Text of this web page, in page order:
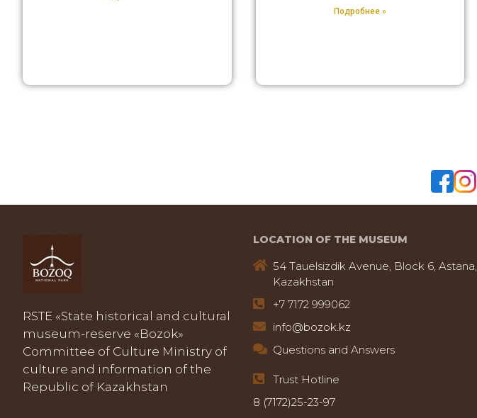
Подробнее »
RSTE «State historical and cultural
museum-reserve «Bozok»
Committee of Culture Ministry of
culture and information of the
Republic of Kazakhstan
LOCATION OF THE MUSEUM
54 Tauelsizdik Avenue, Block 6, Astana,
Kazakhstan
+7 7172 999062
info@bozok.kz
Questions and Answers
Trust Hotline
8 (7172)25-23-97